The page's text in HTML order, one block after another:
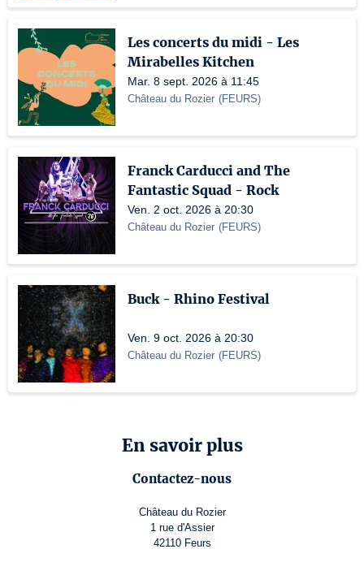
Les concerts du midi - Les
Mirabelles Kitchen
Mar. 8 sept. 2026 à 11:45
Château du Rozier (FEURS)
Franck Carducci and The
Fantastic Squad - Rock
Ven. 2 oct. 2026 à 20:30
Château du Rozier (FEURS)
Buck - Rhino Festival
Ven. 9 oct. 2026 à 20:30
Château du Rozier (FEURS)
En savoir plus
Contactez-nous
Château du Rozier
1 rue d'Assier
42110 Feurs